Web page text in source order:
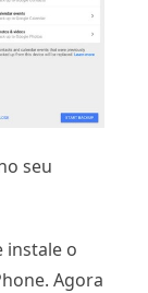
seu
instale o
Agora